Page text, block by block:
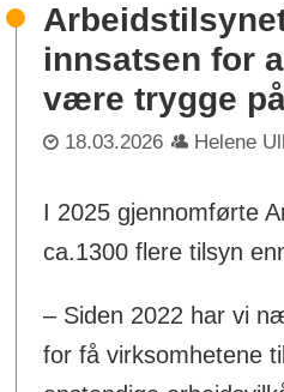
innsatsen for
være trygge
18.03.2026 Helene
I 2025 gjennomførte
ca.1300 flere tilsyn
– Siden 2022 har vi
for få virksomhetene